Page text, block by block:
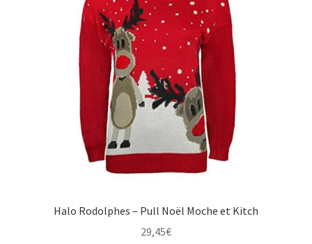
Halo Rodolphes – Pull Noël Moche et Kitch
29,45€